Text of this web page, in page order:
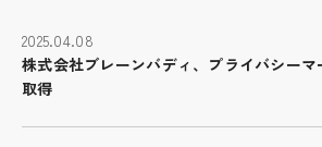
2025.04.08
株式会社ブレーンバディ、プライバシー
取得